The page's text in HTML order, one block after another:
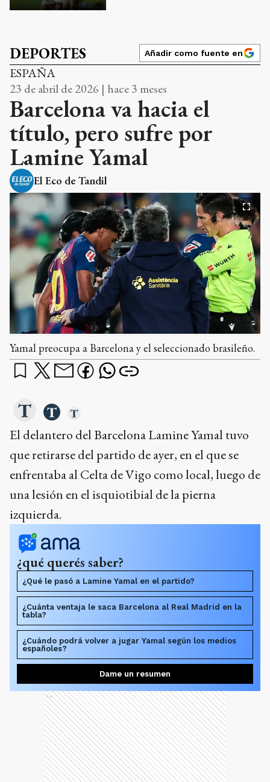
DEPORTES Añadir como fuente en
ESPAÑA
23 de abril de 2026 | hace 3 meses
Barcelona va hacia el
título, pero sufre por
Lamine Yamal
El Eco de Tandil
Yamal preocupa a Barcelona y el seleccionado brasileño.
El delantero del Barcelona Lamine Yamal tuvo
que retirarse del partido de ayer, en el que se
enfrentaba al Celta de Vigo como local, luego de
una lesión en el isquiotibial de la pierna
izquierda.
¿qué querés saber?
¿Qué le pasó a Lamine Yamal en el partido?
¿Cuánta ventaja le saca Barcelona al Real Madrid en la
tabla?
¿Cuándo podrá volver a jugar Yamal según los medios
españoles?
Dame un resumen
Ads